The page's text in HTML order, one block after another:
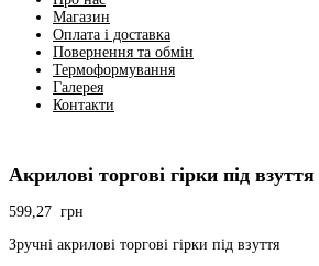
Магазин
Оплата і доставка
Повернення та обмін
Термоформування
Галерея
Контакти
Акрилові торгові гірки під взуття
599,27 грн
Зручні акрилові торгові гірки під взуття